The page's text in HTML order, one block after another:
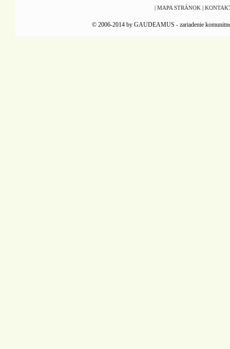
| MAPA STRÁNOK |
© 2006-2014 by GAUDEAMUS - zariadenie